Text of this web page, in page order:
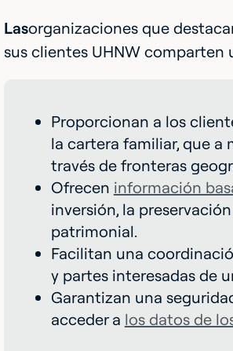
‍Lasorganizaciones que
sus clientes UHNW comparten
Proporcionan a los
la cartera familiar, que a
través de fronteras
Ofrecen información
inversión, la preservación
patrimonial.
Facilitan una
y partes interesadas de
Garantizan una
acceder a los datos de